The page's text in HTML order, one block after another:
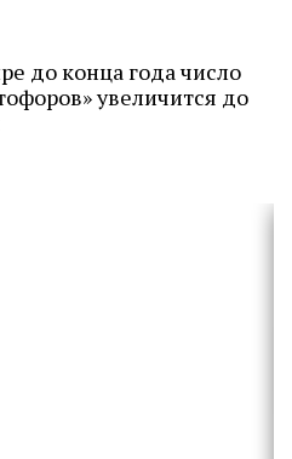
до конца года число
увеличится до